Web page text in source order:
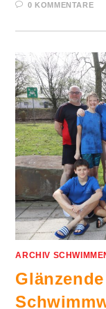
0 KOMMENTARE
ARCHIV